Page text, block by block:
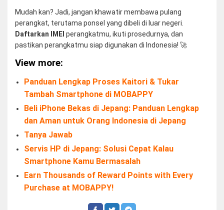
Mudah kan? Jadi, jangan khawatir membawa pulang
perangkat, terutama ponsel yang dibeli di luar negeri.
Daftarkan IMEI perangkatmu, ikuti prosedurnya, dan
pastikan perangkatmu siap digunakan di Indonesia! 🚀
View more:
Panduan Lengkap Proses Kaitori & Tukar
Tambah Smartphone di MOBAPPY
Beli iPhone Bekas di Jepang: Panduan Lengkap
dan Aman untuk Orang Indonesia di Jepang
Tanya Jawab
Servis HP di Jepang: Solusi Cepat Kalau
Smartphone Kamu Bermasalah
Earn Thousands of Reward Points with Every
Purchase at MOBAPPY!